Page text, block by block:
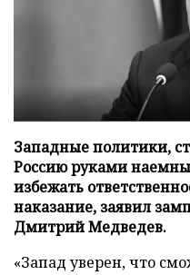
Западные политики,
Россию руками
избежать
наказание, заявил
Дмитрий Медведев.
«Запад уверен, что